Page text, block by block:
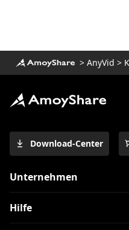
6 beste Twitch-
Sites wie Twitch
Streaming
für Video-
Fubo vs. Sling:
Amazon Prime
> AnyVid >
Download-Center
Unternehmen
Hilfe